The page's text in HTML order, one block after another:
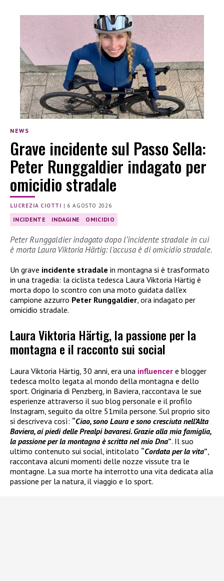
NEWS
Grave incidente sul Passo Sella:
Peter Runggaldier indagato per
omicidio stradale
LUCREZIA CIOTTI | 6 AGOSTO 2026
INCIDENTE INDAGINE OMICIDIO
Peter Runggaldier indagato dopo l’incidente stradale in cui
è morta Laura Viktoria Härtig: l’accusa è di omicidio stradale.
Un grave incidente stradale in montagna si è trasformato
in una tragedia: la ciclista tedesca Laura Viktoria Härtig è
morta dopo lo scontro con una moto guidata dall’ex
campione azzurro Peter Runggaldier , ora indagato per
omicidio stradale.
Laura Viktoria Härtig, la passione per la
montagna e il racconto sui social
Laura Viktoria Härtig, 30 anni, era una influencer e blogger
tedesca molto legata al mondo della montagna e dello
sport. Originaria di Penzberg, in Baviera, raccontava le sue
esperienze attraverso il suo blog personale e il profilo
Instagram, seguito da oltre 51mila persone. Sul proprio sito
si descriveva così: “Ciao, sono Laura e sono cresciuta nell’Alta
Baviera, ai piedi delle Prealpi bavaresi. Grazie alla mia famiglia,
la passione per la montagna è scritta nel mio Dna”. Il suo
ultimo contenuto sui social, intitolato “Cordata per la vita”
raccontava alcuni momenti delle nozze vissute tra le
montagne. La sua morte ha interrotto una vita dedicata alla
passione per la natura, il viaggio e lo sport.